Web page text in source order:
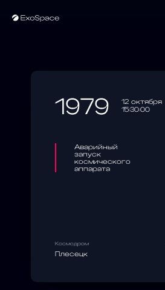
1979
12 октября
15:30:00
Аварийный
запуск
космического
аппарата
Космодром
Плесецк